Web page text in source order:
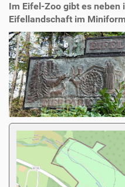
Im Eifel-Zoo gibt es
Eifellandschaft im